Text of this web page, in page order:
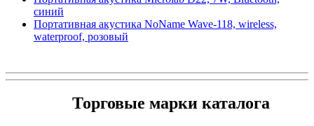
синий
Портативная акустика NoName Wave-118, wireless,
waterproof, розовый
Торговые марки каталога